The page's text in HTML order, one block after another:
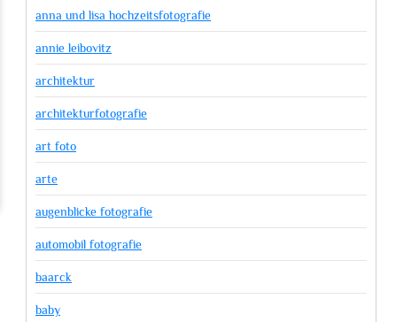
anna und lisa hochzeitsfotografie
annie leibovitz
architektur
architekturfotografie
art foto
arte
augenblicke fotografie
automobil fotografie
baarck
baby